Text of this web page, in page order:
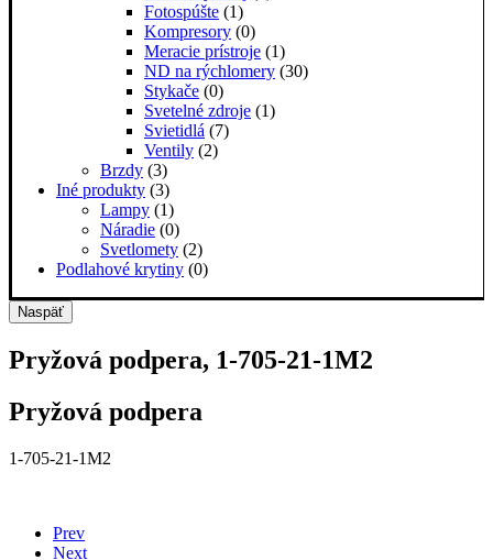
Fotospúšte (1)
Kompresory (0)
Meracie prístroje (1)
ND na rýchlomery (30)
Stykače (0)
Svetelné zdroje (1)
Svietidlá (7)
Ventily (2)
Brzdy (3)
Iné produkty (3)
Lampy (1)
Náradie (0)
Svetlomety (2)
Podlahové krytiny (0)
Naspäť
Pryžová podpera, 1-705-21-1M2
Pryžová podpera
1-705-21-1M2
Prev
Next